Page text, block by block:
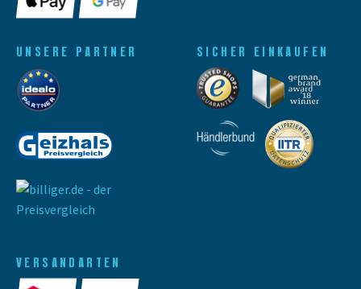
VERSANDARTEN
UNSERE PARTNER SICHER EINKAUFEN